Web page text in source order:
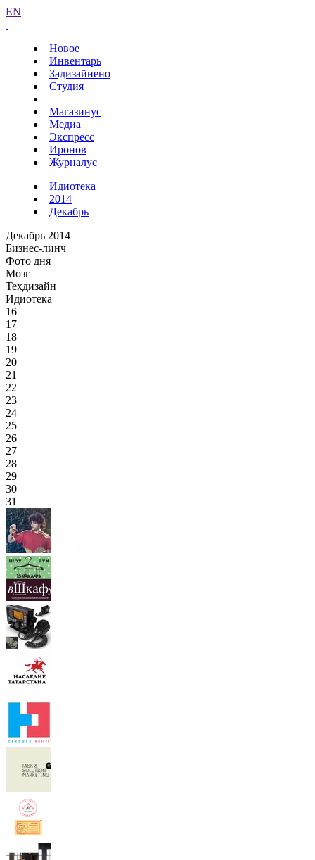
EN
Новое
Инвентарь
Задизайнено
Студия
Магазинус
Медиа
Экспресс
Иронов
Журналус
Идиотека
2014
Декабрь
Декабрь 2014
Бизнес-линч
Фото дня
Мозг
Техдизайн
Идиотека
16
17
18
19
20
21
22
23
24
25
26
27
28
29
30
31